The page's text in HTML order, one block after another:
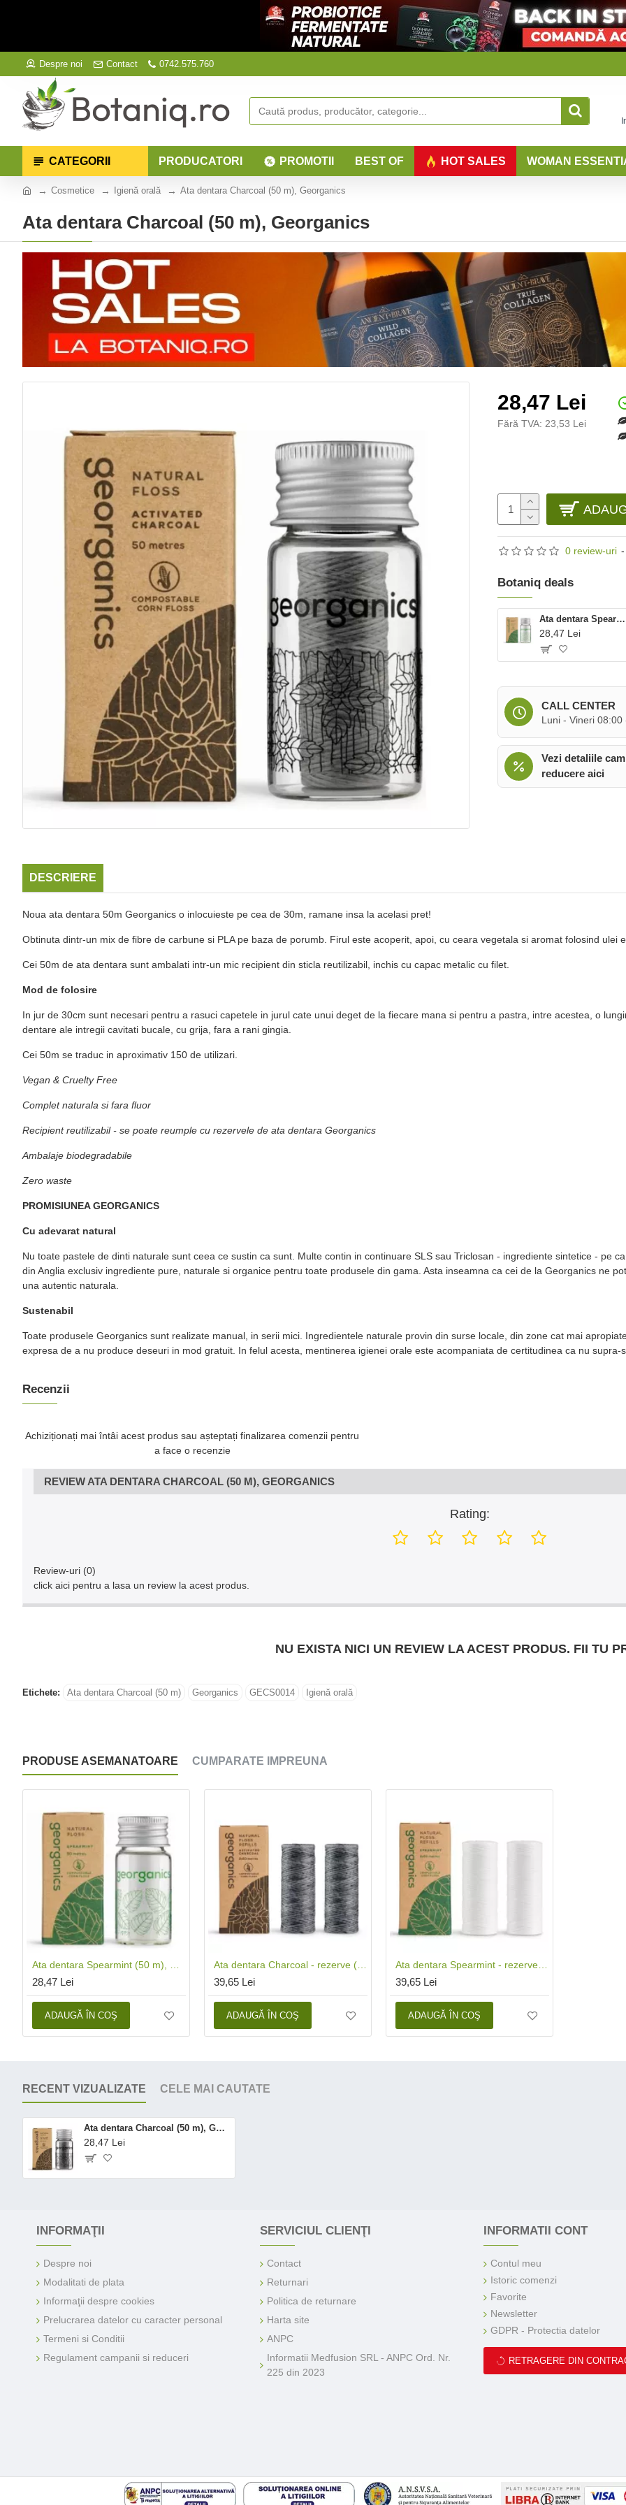
Despre noi Contact 0742.575.760
CATEGORII PRODUCATORI PROMOTII BEST OF HOT SALES WOMAN
Cosmetice Igienă orală Ata dentara Charcoal (50 m), Georganics
Ata dentara Charcoal (50 m), Georganics
0 review-uri -
28,47 Lei
Fără TVA: 23,53 Lei
CALL CENTER
Luni - Vineri 08:00
Vezi detaliile
reducere aici
Botaniq deals
Ata dentara Spearmint (50 m), Georganics
28,47 Lei
DESCRIERE
Noua ata dentara 50m Georganics o inlocuieste pe cea de 30m, ramane insa la acelasi pret!
Obtinuta dintr-un mix de fibre de carbune si PLA pe baza de porumb. Firul este acoperit, apoi, cu ceara vegetala si aromat folosind ulei
Cei 50m de ata dentara sunt ambalati intr-un mic recipient din sticla reutilizabil, inchis cu capac metalic cu filet.
Mod de folosire
In jur de 30cm sunt necesari pentru a rasuci capetele in jurul cate unui deget de la fiecare mana si pentru a pastra, intre acestea, o
dentare ale intregii cavitati bucale, cu grija, fara a rani gingia.
Cei 50m se traduc in aproximativ 150 de utilizari.
Vegan & Cruelty Free
Complet naturala si fara fluor
Recipient reutilizabil - se poate reumple cu rezervele de ata dentara Georganics
Ambalaje biodegradabile
Zero waste
PROMISIUNEA GEORGANICS
Cu adevarat natural
Nu toate pastele de dinti naturale sunt ceea ce sustin ca sunt. Multe contin in continuare SLS sau Triclosan - ingrediente sintetice - pe
din Anglia exclusiv ingrediente pure, naturale si organice pentru toate produsele din gama. Asta inseamna ca cei de la Georganics ne
una autentic naturala.
Sustenabil
Toate produsele Georganics sunt realizate manual, in serii mici. Ingredientele naturale provin din surse locale, din zone cat mai
expresa de a nu produce deseuri in mod gratuit. In felul acesta, mentinerea igienei orale este acompaniata de certitudinea ca nu supra-
Recenzii
Achiziționați mai întâi acest produs sau așteptați finalizarea comenzii pentru
a face o recenzie
REVIEW ATA DENTARA CHARCOAL (50 M), GEORGANICS
Rating:
Review-uri (0)
click aici pentru a lasa un review la acest produs.
NU EXISTA NICI UN REVIEW LA ACEST PRODUS. FII TU
Etichete: Ata dentara Charcoal (50 m) Georganics GECS0014 Igienă orală
PRODUSE ASEMANATOARE CUMPARATE IMPREUNA
28,47 Lei
ADAUGĂ ÎN COŞ
39,65 Lei
ADAUGĂ ÎN COŞ
39,65 Lei
ADAUGĂ ÎN COŞ
RECENT VIZUALIZATE CELE MAI CAUTATE
Ata dentara Charcoal (50 m), Georganics
28,47 Lei
INFORMAŢII
Despre noi
Modalitati de plata
Informaţii despre cookies
Prelucrarea datelor cu caracter personal
Termeni si Conditii
Regulament campanii si reduceri
SERVICIUL CLIENŢI
Contact
Returnari
Politica de returnare
Harta site
ANPC
Informatii Medfusion SRL - ANPC Ord. Nr.
225 din 2023
INFORMATII CONT
Contul meu
Istoric comenzi
Favorite
Newsletter
GDPR - Protectia datelor
RETRAGERE DIN